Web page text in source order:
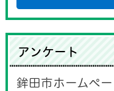
アンケート
鉾田市ホームペ